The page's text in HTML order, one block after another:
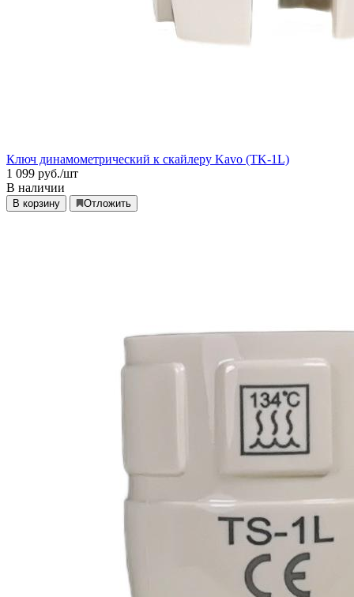
Ключ динамометрический к скайлеру Kavo (TK-1L)
1 099 руб./шт
В наличии
В корзину Отложить